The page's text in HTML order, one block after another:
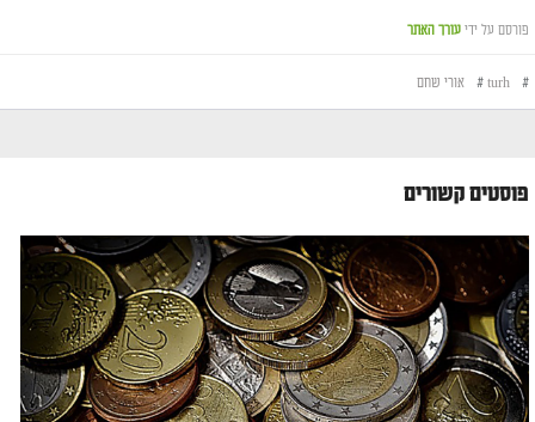
פורסם על ידי עורך האתר
#
turh
# אורי שחם
פוסטים קשורים